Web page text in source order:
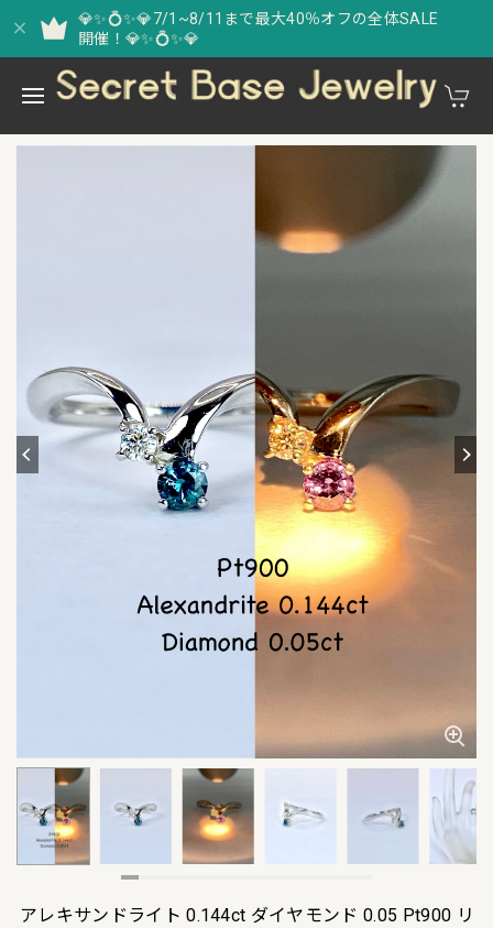
💎✨💍✨💎7/1~8/11まで最大40％オフの全体SALE
開催！💎✨💍✨💎
アレキサンドライト 0.144ct ダイヤモンド 0.05 Pt900 リ